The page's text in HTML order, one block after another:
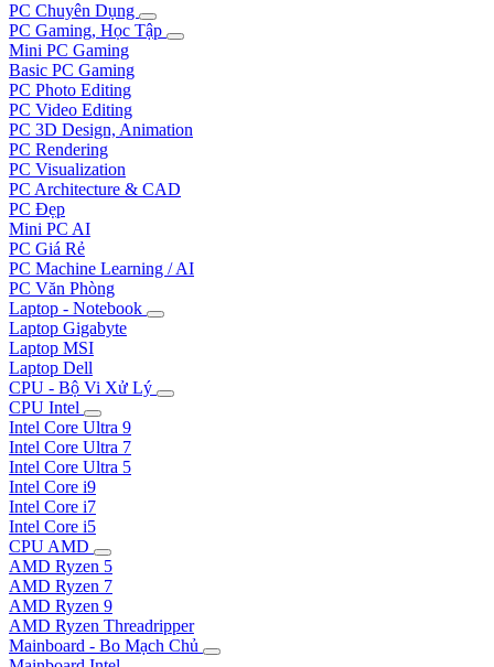
PC Chuyên Dụng
PC Gaming, Học Tập
Mini PC Gaming
Basic PC Gaming
PC Photo Editing
PC Video Editing
PC 3D Design, Animation
PC Rendering
PC Visualization
PC Architecture & CAD
PC Đẹp
Mini PC AI
PC Giá Rẻ
PC Machine Learning / AI
PC Văn Phòng
Laptop - Notebook
Laptop Gigabyte
Laptop MSI
Laptop Dell
CPU - Bộ Vi Xử Lý
CPU Intel
Intel Core Ultra 9
Intel Core Ultra 7
Intel Core Ultra 5
Intel Core i9
Intel Core i7
Intel Core i5
CPU AMD
AMD Ryzen 5
AMD Ryzen 7
AMD Ryzen 9
AMD Ryzen Threadripper
Mainboard - Bo Mạch Chủ